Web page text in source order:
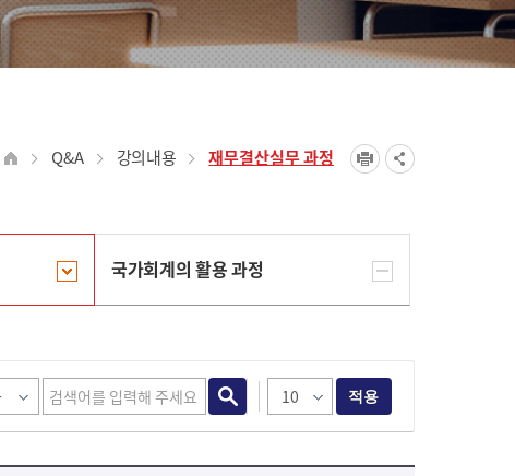
Q&A 강의내용 재무결산실무 과정
국가회계의 활용 과정
적용